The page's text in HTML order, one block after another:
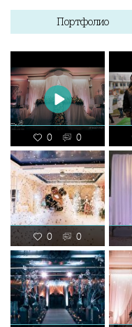
Портфолио
0 0
0 0